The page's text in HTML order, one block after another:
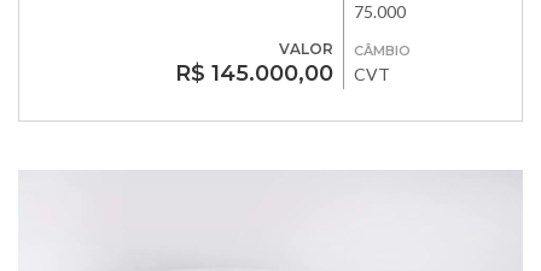
VALOR
R$ 145.000,00
75.000
CÂMBIO
CVT